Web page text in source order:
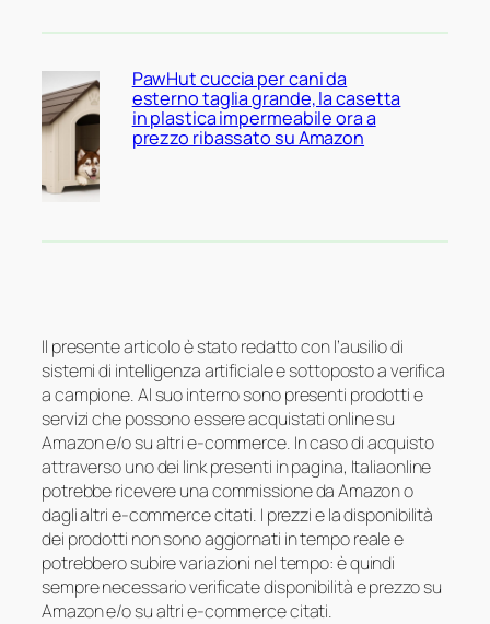
PawHut cuccia per cani da
esterno taglia grande, la casetta
in plastica impermeabile ora a
prezzo ribassato su Amazon
Il presente articolo è stato redatto con l’ausilio di
sistemi di intelligenza artificiale e sottoposto a verifica
a campione. Al suo interno sono presenti prodotti e
servizi che possono essere acquistati online su
Amazon e/o su altri e-commerce. In caso di acquisto
attraverso uno dei link presenti in pagina, Italiaonline
potrebbe ricevere una commissione da Amazon o
dagli altri e-commerce citati. I prezzi e la disponibilità
dei prodotti non sono aggiornati in tempo reale e
potrebbero subire variazioni nel tempo: è quindi
sempre necessario verificate disponibilità e prezzo su
Amazon e/o su altri e-commerce citati.